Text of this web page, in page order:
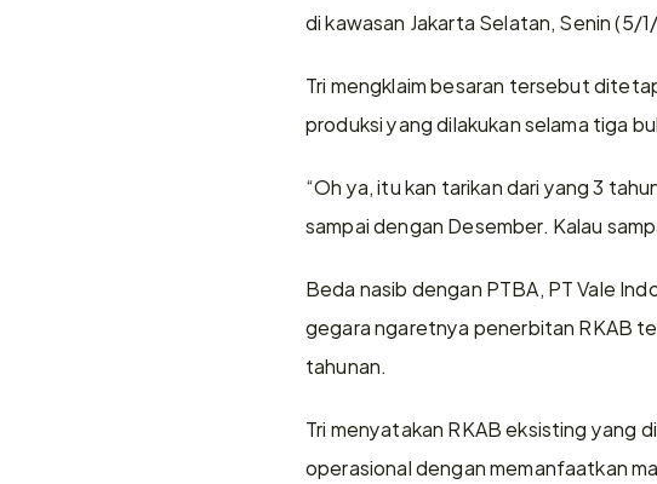
di kawasan Jakarta Selatan, Senin (5/
Tri mengklaim besaran tersebut
produksi yang dilakukan selama tiga
“Oh ya, itu kan tarikan dari yang 3
sampai dengan Desember. Kalau
Beda nasib dengan PTBA, PT Vale
gegara ngaretnya penerbitan RKAB
tahunan.
Tri menyatakan RKAB eksisting yang
operasional dengan memanfaatkan